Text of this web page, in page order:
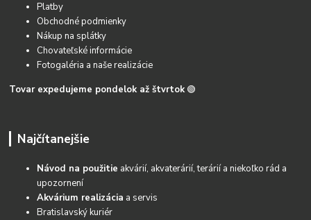
Platby
Obchodné podmienky
Nákup na splátky
Chovateľské informácie
Fotogaléria a naše realizácie
Tovar expedujeme pondelok až štvrtok 🟢
Najčítanejšie
Návod na použitie akvárií, akvaterárií, terárií a niekoľko rád a
upozornení
Akvárium realizácia a servis
Bratislavský kuriér